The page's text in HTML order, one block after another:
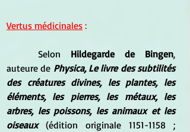
Vertus médicinales :
	Selon
Hildegarde de Bingen,
auteure de Physica, Le livre des subtilités
des créatures divines, les plantes, les
éléments, les pierres, les métaux, les
arbres, les poissons, les animaux et les
oiseaux (édition originale 1151-1158 ;